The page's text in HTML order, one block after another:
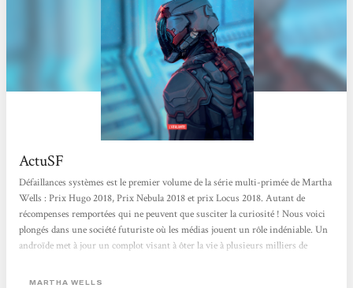
ActuSF
Défaillances systèmes est le premier volume de la série multi-primée de Martha
Wells : Prix Hugo 2018, Prix Nebula 2018 et prix Locus 2018. Autant de
récompenses remportées qui ne peuvent que susciter la curiosité ! Nous voici
plongés dans une société futuriste où les médias jouent un rôle indéniable. Un
androïde met à jour un complot visant à ôter la vie à plusieurs milliers de
pour sauver la population. Un androïde aussi insaisissable qu’attachantUne
MARTHA WELLS